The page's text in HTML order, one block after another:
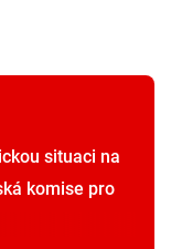
situaci na
komise pro